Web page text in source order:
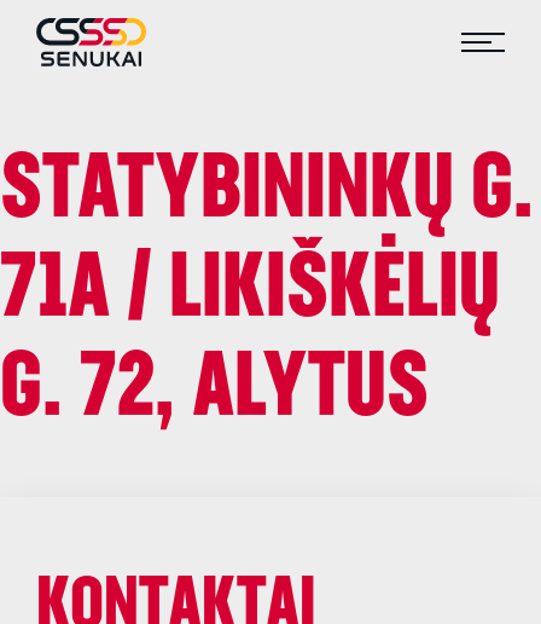
STATYBININKŲ G.
71A / LIKIŠKĖLIŲ
G. 72, ALYTUS
KONTAKTAI